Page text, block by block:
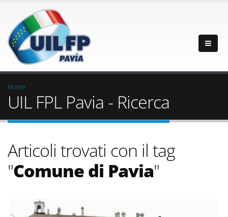
Home
UIL FPL Pavia - Ricerca
Articoli trovati con il tag
"Comune di Pavia"